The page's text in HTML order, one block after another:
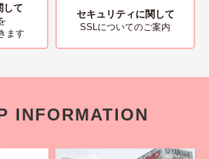
して
ます
セキュリティに関して
SSLについてのご案内
INFORMATION